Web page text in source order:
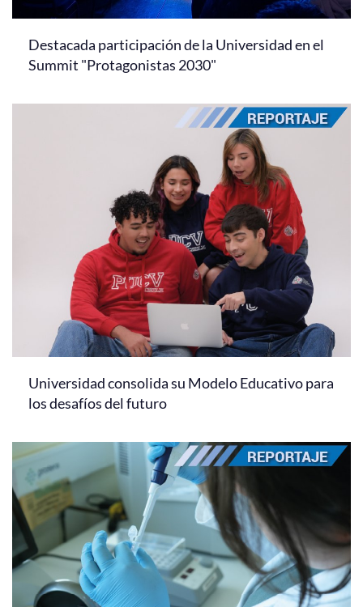
Destacada participación de la Universidad en el
Summit "Protagonistas 2030"
Universidad consolida su Modelo Educativo para
los desafíos del futuro